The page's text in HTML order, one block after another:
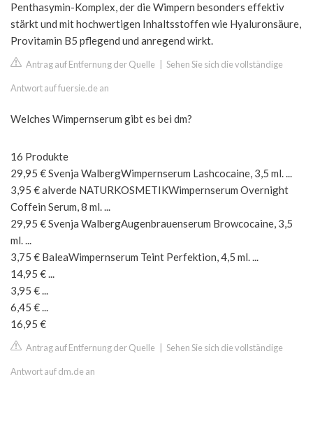
Penthasymin-Komplex, der die Wimpern besonders effektiv
stärkt und mit hochwertigen Inhaltsstoffen wie Hyaluronsäure,
Provitamin B5 pflegend und anregend wirkt.
Antrag auf Entfernung der Quelle Sehen Sie sich die vollständige
Antwort auf fuersie.de an
Welches Wimpernserum gibt es bei dm?
16 Produkte
29,95 € Svenja WalbergWimpernserum Lashcocaine, 3,5 ml. ...
3,95 € alverde NATURKOSMETIKWimpernserum Overnight
Coffein Serum, 8 ml. ...
29,95 € Svenja WalbergAugenbrauenserum Browcocaine, 3,5
ml. ...
3,75 € BaleaWimpernserum Teint Perfektion, 4,5 ml. ...
14,95 € ...
3,95 € ...
6,45 € ...
16,95 €
Antrag auf Entfernung der Quelle Sehen Sie sich die vollständige
Antwort auf dm.de an